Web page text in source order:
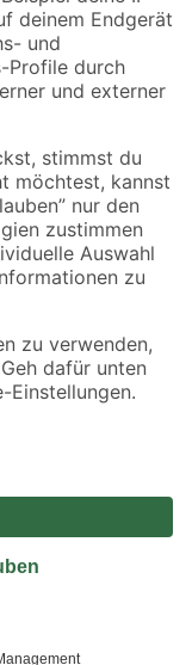
Angebote sind unter
Verfügbarkeiten beziehen
Speditionsversand, hier
widerrufen